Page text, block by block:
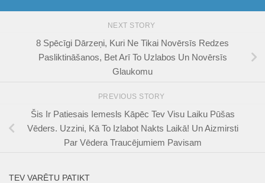
NEXT STORY
8 Spēcīgi Dārzeņi, Kuri Ne Tikai Novērsīs Redzes
Pasliktināšanos, Bet Arī To Uzlabos Un Novērsīs
Glaukomu
PREVIOUS STORY
Šis Ir Patiesais Iemesls Kāpēc Tev Visu Laiku Pūšas
Vēders. Uzzini, Kā To Izlabot Nakts Laikā! Un Aizmirsti
Par Vēdera Traucējumiem Pavisam
TEV VARĒTU PATIKT